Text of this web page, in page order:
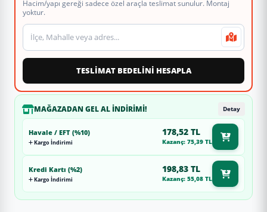
Hacim/yapı gereği sadece özel araçla teslimat sunulur. Montaj
yoktur.
Teslimat veya montaj adresi
TESLİMAT BEDELİNİ HESAPLA
MAĞAZADAN GEL AL İNDIRIMI! Detay
Havale / EFT (%10)
Kargo İndirimi
178,52 TL
Kazanç: 75,39 TL
Kredi Kartı (%2)
Kargo İndirimi
198,83 TL
Kazanç: 55,08 TL